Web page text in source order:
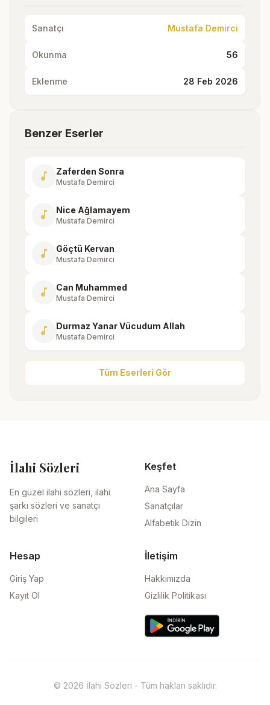
Sanatçı Mustafa Demirci
Okunma 56
Eklenme 28 Feb 2026
Benzer Eserler
music_note Zaferden Sonra
Mustafa Demirci
music_note Nice Ağlamayem
Mustafa Demirci
music_note Göçtü Kervan
Mustafa Demirci
music_note Can Muhammed
Mustafa Demirci
music_note Durmaz Yanar Vücudum Allah
Mustafa Demirci
Tüm Eserleri Gör
İlahi Sözleri
En güzel ilahi sözleri, ilahi
şarkı sözleri ve sanatçı
bilgileri
Keşfet
Ana Sayfa
Sanatçılar
Alfabetik Dizin
Hesap
Giriş Yap
Kayıt Ol
İletişim
Hakkımızda
Gizlilik Politikası
© 2026 İlahi Sözleri - Tüm hakları saklıdır.